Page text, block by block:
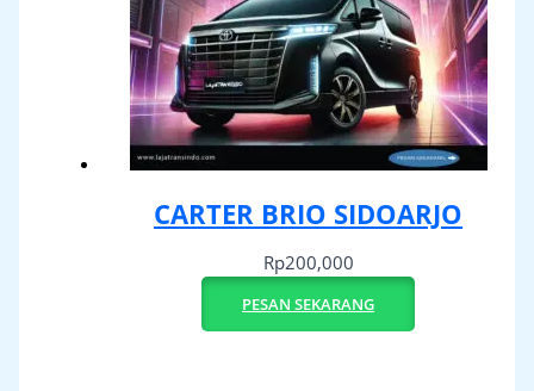
CARTER BRIO SIDOARJO
Rp200,000
PESAN SEKARANG